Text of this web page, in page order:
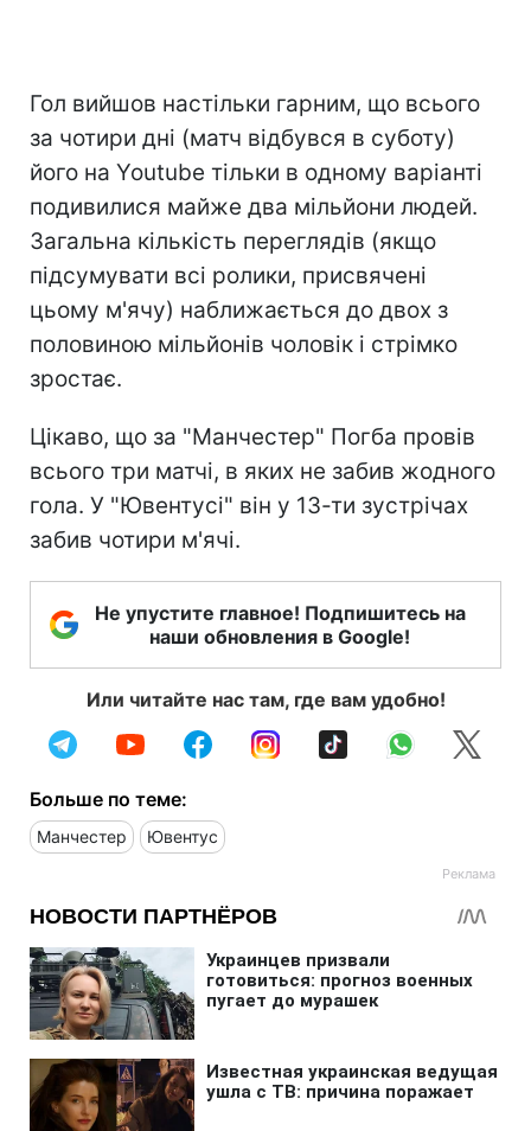
Гол вийшов настільки гарним, що всього
за чотири дні (матч відбувся в суботу)
його на Youtube тільки в одному варіанті
подивилися майже два мільйони людей.
Загальна кількість переглядів (якщо
підсумувати всі ролики, присвячені
цьому м'ячу) наближається до двох з
половиною мільйонів чоловік і стрімко
зростає.
Цікаво, що за "Манчестер" Погба провів
всього три матчі, в яких не забив жодного
гола. У "Ювентусі" він у 13-ти зустрічах
забив чотири м'ячі.
Не упустите главное! Подпишитесь на
наши обновления в Google!
Или читайте нас там, где вам удобно!
Больше по теме:
Манчестер Ювентус